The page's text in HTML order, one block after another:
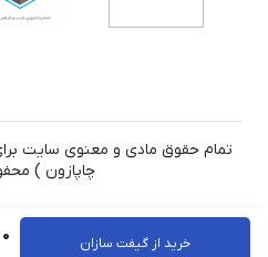
خرید از گیفت سازان
تمام حقوق مادی و معنوی سایت
چاپازون )